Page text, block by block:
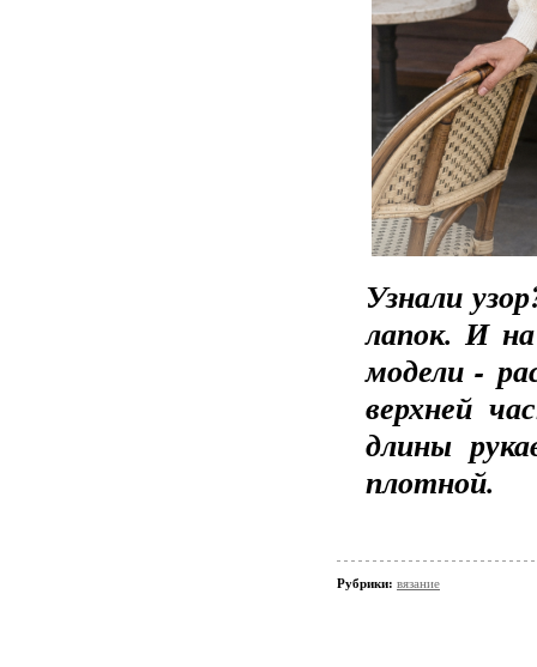
Узнали
лапок. И
модели -
верхней
длины
плотной.
Рубрики: вязание